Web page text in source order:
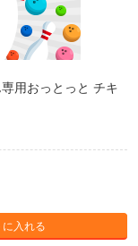
用おっとっと チキ
入れる